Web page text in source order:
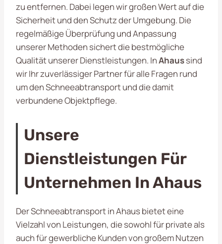
zu entfernen. Dabei legen wir großen Wert auf die
Sicherheit und den Schutz der Umgebung. Die
regelmäßige Überprüfung und Anpassung
unserer Methoden sichert die bestmögliche
Qualität unserer Dienstleistungen. InAhaussind
wir Ihr zuverlässiger Partner für alle Fragen rund
um den Schneeabtransport und die damit
verbundene Objektpflege.
Unsere
Dienstleistungen Für
Unternehmen In Ahaus
Der Schneeabtransport in Ahaus bietet eine
Vielzahl von Leistungen, die sowohl für private als
auch für gewerbliche Kunden von großem Nutzen